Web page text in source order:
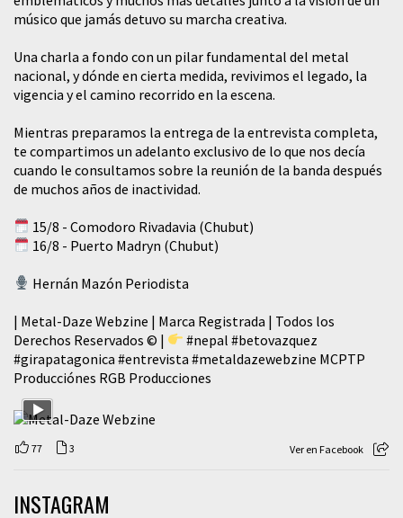
músico que jamás detuvo su marcha creativa.
​Una charla a fondo con un pilar fundamental del metal
nacional, y dónde en cierta medida, revivimos el legado, la
vigencia y el camino recorrido en la escena.
Mientras preparamos la entrega de la entrevista completa,
te compartimos un adelanto exclusivo de lo que nos decía
cuando le consultamos sobre la reunión de la banda después
de muchos años de inactividad.
15/8 - Comodoro Rivadavia (Chubut)
16/8 - Puerto Madryn (Chubut)
Hernán Mazón Periodista
| Metal-Daze Webzine | Marca Registrada | Todos los
Derechos Reservados © |
#nepal #betovazquez
#girapatagonica #entrevista #metaldazewebzine MCPTP
Producciónes RGB Producciones
77 3 Ver en Facebook
INSTAGRAM